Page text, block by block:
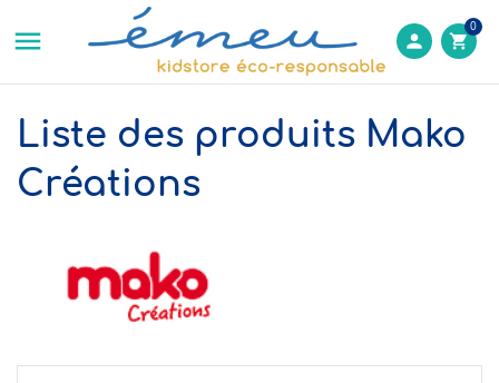
 person shopping_cart
0
Liste des produits Mako
Créations